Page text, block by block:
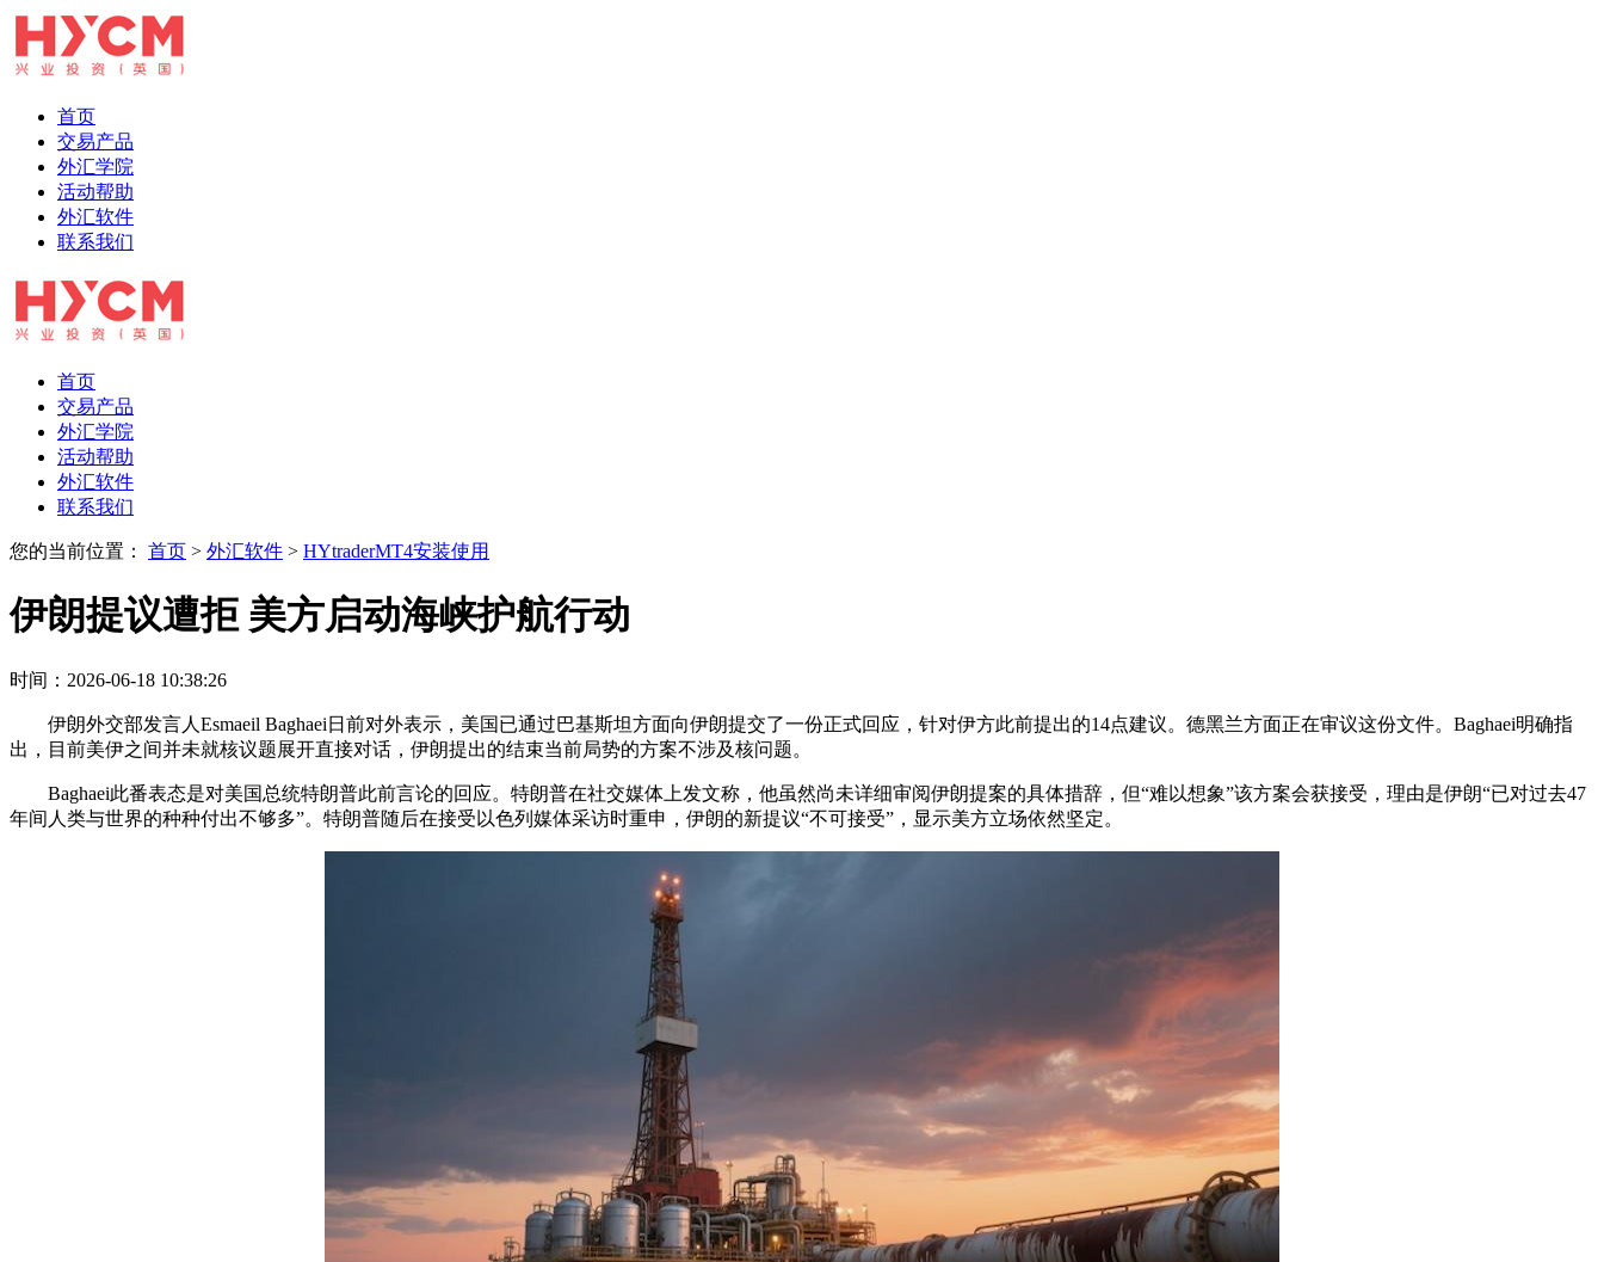
首页
交易产品
外汇学院
活动帮助
外汇软件
联系我们
首页
交易产品
外汇学院
活动帮助
外汇软件
联系我们
您的当前位置： 首页 > 外汇软件 > HYtraderMT4安装使用
伊朗提议遭拒 美方启动海峡护航行动
时间：2026-06-18 10:38:26
伊朗外交部发言人Esmaeil Baghaei日前对外表示，美国已通过巴基斯坦方面向伊朗提交了一份正式回应，针对伊方此前提出的14点建议。德黑兰方面正在审议这份文件。Baghaei明确指
出，目前美伊之间并未就核议题展开直接对话，伊朗提出的结束当前局势的方案不涉及核问题。
Baghaei此番表态是对美国总统特朗普此前言论的回应。特朗普在社交媒体上发文称，他虽然尚未详细审阅伊朗提案的具体措辞，但“难以想象”该方案会获接受，理由是伊朗“已对过去47
年间人类与世界的种种付出不够多”。特朗普随后在接受以色列媒体采访时重申，伊朗的新提议“不可接受”，显示美方立场依然坚定。